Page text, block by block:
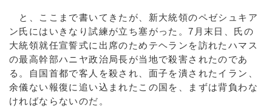
と、ここまで書いてきたが、新大統領のペゼシュキア
ン氏にはいきなり試練が立ち塞がった。7月末日、氏の
大統領就任宣誓式に出席のためテヘランを訪れたハマス
の最高幹部ハニヤ政治局長が当地で殺害されたのであ
る。自国首都で客人を殺され、面子を潰されたイラン、
余儀ない報復に追い込まれたこの国を、まずは背負わな
ければならないのだ。